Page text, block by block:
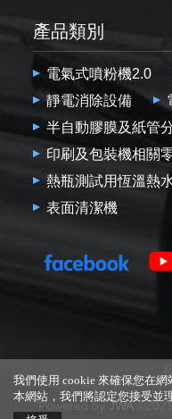
產品類別
電氣式噴粉機2.0
靜電消除設備
半自動膠膜及紙管
印刷及包裝機相關
熱瓶測試用恆溫熱
表面清潔機
Powered byJWA
我們使用 cookie 來確保您在
本網站，我們將認定您接受並